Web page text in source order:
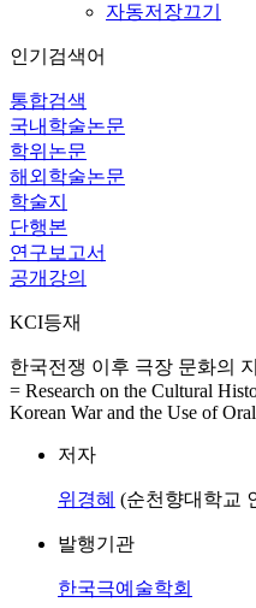
자동저장끄기
인기검색어
통합검색
국내학술논문
학위논문
해외학술논문
학술지
단행본
연구보고서
공개강의
KCI등재
한국전쟁 이후 극장 문화의
= Research on the Cultural
Korean War and the Use of
저자
위경혜 (순천향대학교
발행기관
한국극예술학회